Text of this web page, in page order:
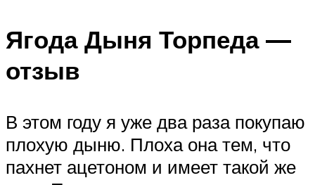
Ягода Дыня Торпеда —
отзыв
В этом году я уже два раза покупаю
плохую дыню. Плоха она тем, что
пахнет ацетоном и имеет такой же